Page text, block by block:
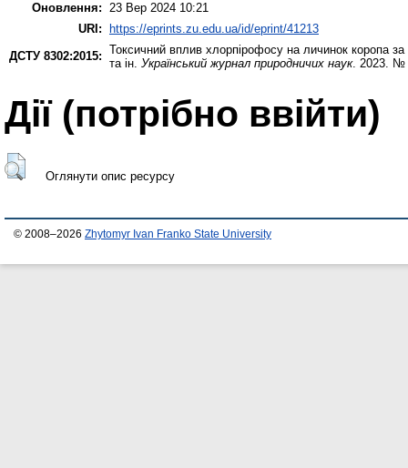
Оновлення: 23 Вер 2024 10:21
URI:
https://eprints.zu.edu.ua/id/eprint/41213
ДСТУ 8302:2015: Токсичний вплив хлорпірофосу на личинок коропа
та ін. Український журнал природничих наук. 2023. №
Дії ​​(потрібно ввійти)
Оглянути опис ресурсу
© 2008–2026 Zhytomyr Ivan Franko State University